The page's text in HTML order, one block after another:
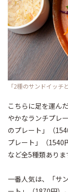
「2種のサンドイッチ
こちらに足を運ん
やかなランチプレ
のプレート」（
プレート」（1540
など全5種類ありま
一番人気は、「サ